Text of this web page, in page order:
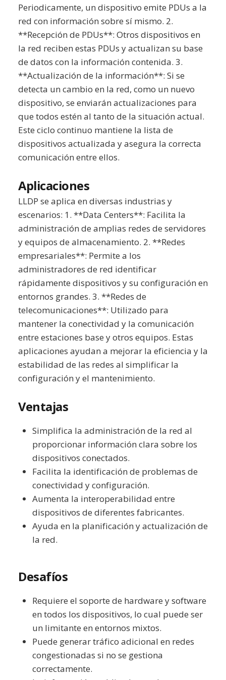
Periodicamente, un dispositivo emite PDUs a la
red con información sobre sí mismo. 2.
**Recepción de PDUs**: Otros dispositivos en
la red reciben estas PDUs y actualizan su base
de datos con la información contenida. 3.
**Actualización de la información**: Si se
detecta un cambio en la red, como un nuevo
dispositivo, se enviarán actualizaciones para
que todos estén al tanto de la situación actual.
Este ciclo continuo mantiene la lista de
dispositivos actualizada y asegura la correcta
comunicación entre ellos.
Aplicaciones
LLDP se aplica en diversas industrias y
escenarios: 1. **Data Centers**: Facilita la
administración de amplias redes de servidores
y equipos de almacenamiento. 2. **Redes
empresariales**: Permite a los
administradores de red identificar
rápidamente dispositivos y su configuración en
entornos grandes. 3. **Redes de
telecomunicaciones**: Utilizado para
mantener la conectividad y la comunicación
entre estaciones base y otros equipos. Estas
aplicaciones ayudan a mejorar la eficiencia y la
estabilidad de las redes al simplificar la
configuración y el mantenimiento.
Ventajas
Simplifica la administración de la red al
proporcionar información clara sobre los
dispositivos conectados.
Facilita la identificación de problemas de
conectividad y configuración.
Aumenta la interoperabilidad entre
dispositivos de diferentes fabricantes.
Ayuda en la planificación y actualización de
la red.
Desafíos
Requiere el soporte de hardware y software
en todos los dispositivos, lo cual puede ser
un limitante en entornos mixtos.
Puede generar tráfico adicional en redes
congestionadas si no se gestiona
correctamente.